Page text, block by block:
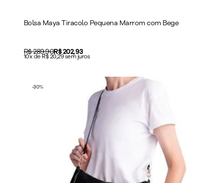
Bolsa Maya Tiracolo Pequena Marrom com Bege
Original price:
R$ 289,90Price:
R$ 202,93
10x de R$ 20,29 sem juros
-30%